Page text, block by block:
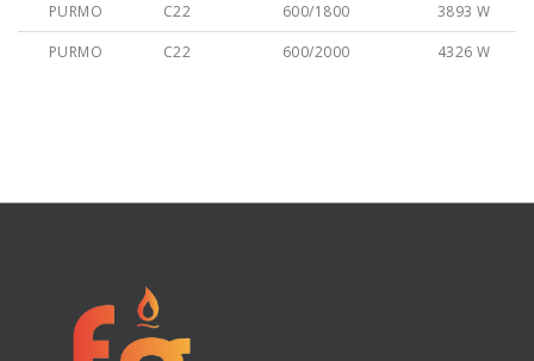
PURMO
C22 600/1800
3893 W
PURMO
C22 600/2000 4326 W